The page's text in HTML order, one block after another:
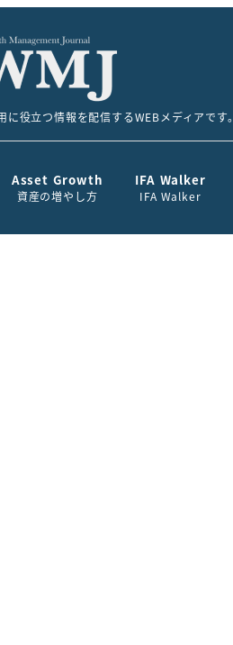
役立つ情報を配信するWEBメディアです。
Asset Growth
資産の増やし方
IFA Walker
IFA Walker